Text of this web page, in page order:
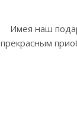
Имея наш
прекрасным